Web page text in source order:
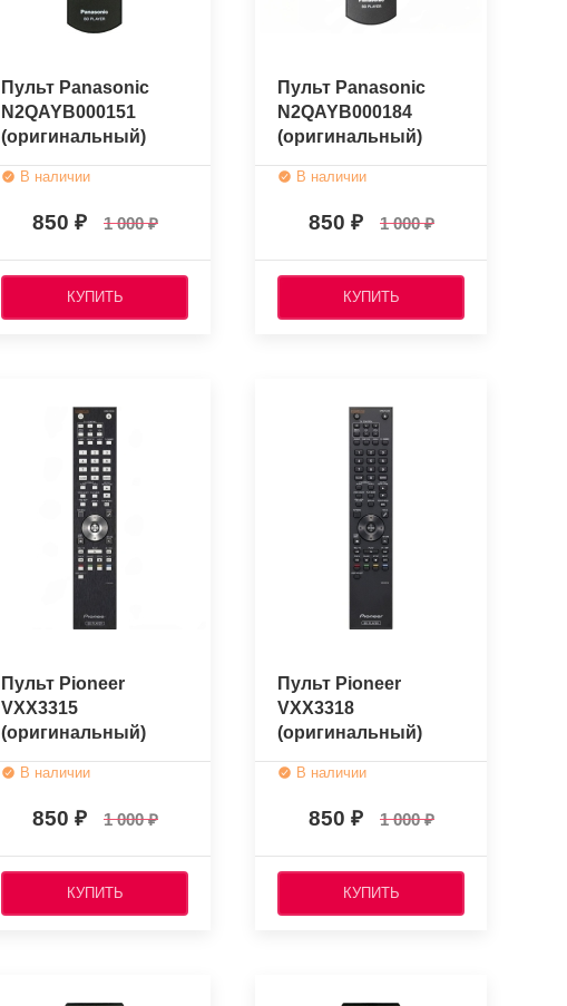
Пульт Panasonic
N2QAYB000151
(оригинальный)
В наличии
850 1 000
КУПИТЬ
Пульт Panasonic
N2QAYB000184
(оригинальный)
В наличии
850 1 000
КУПИТЬ
Пульт Pioneer
VXX3315
(оригинальный)
В наличии
850 1 000
КУПИТЬ
Пульт Pioneer
VXX3318
(оригинальный)
В наличии
850 1 000
КУПИТЬ